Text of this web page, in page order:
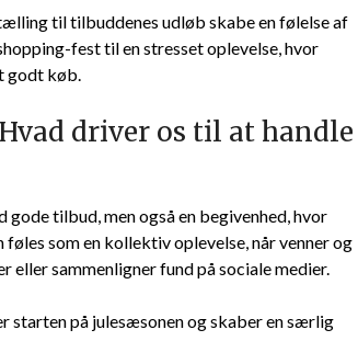
til tilbuddenes udløb skabe en følelse af
fest til en stresset oplevelse, hvor
godt køb.
driver os til at handle
tilbud, men også en begivenhed, hvor
som en kollektiv oplevelse, når venner og
sammenligner fund på sociale medier.
starten på julesæsonen og skaber en særlig